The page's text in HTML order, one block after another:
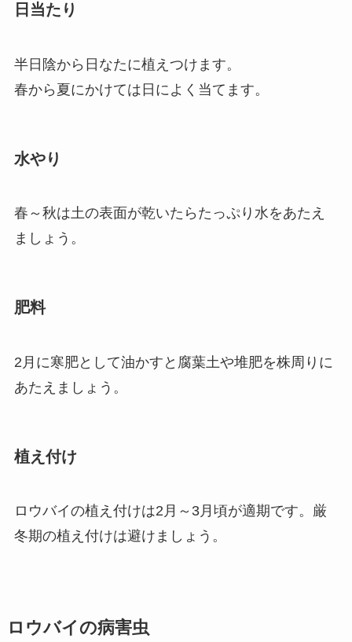
日当たり
半日陰から日なたに植えつけます。
春から夏にかけては日によく当てます。
水やり
春～秋は土の表面が乾いたらたっぷり水をあたえ
ましょう。
肥料
2月に寒肥として油かすと腐葉土や堆肥を株周りに
あたえましょう。
植え付け
ロウバイの植え付けは2月～3月頃が適期です。厳
冬期の植え付けは避けましょう。
ロウバイの病害虫